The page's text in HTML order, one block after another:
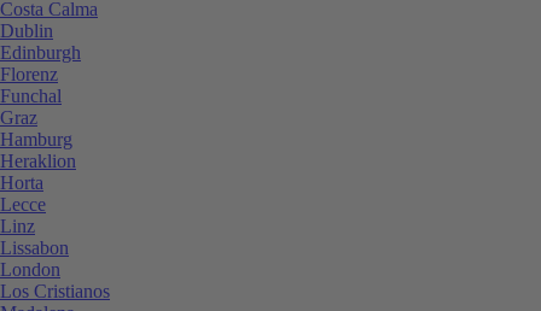
Costa Calma
Dublin
Edinburgh
Florenz
Funchal
Graz
Hamburg
Heraklion
Horta
Lecce
Linz
Lissabon
London
Los Cristianos